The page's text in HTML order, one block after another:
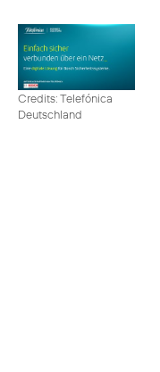
Credits: Telefónica
Deutschland